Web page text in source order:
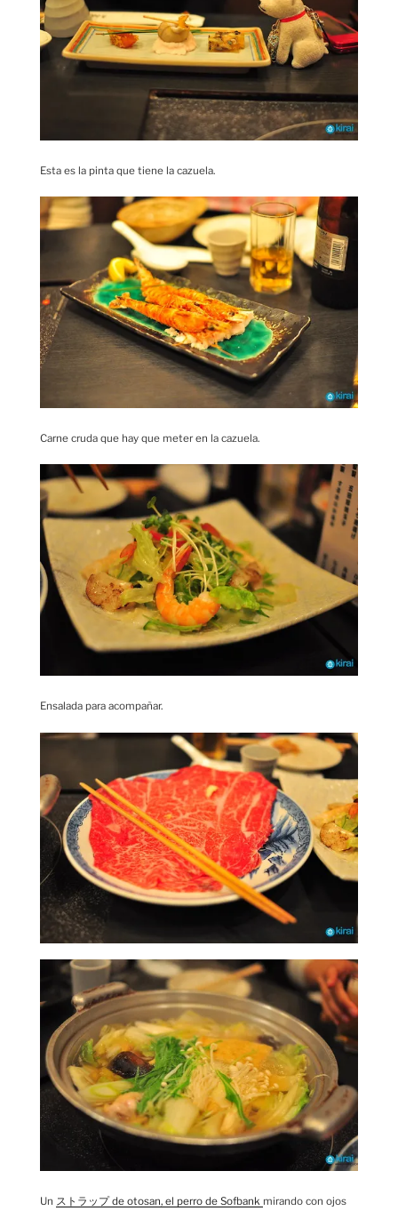
Esta es la pinta que tiene la cazuela.
Carne cruda que hay que meter en la cazuela.
Ensalada para acompañar.
Un ストラップ de otosan, el perro de Sofbank mirando con ojos